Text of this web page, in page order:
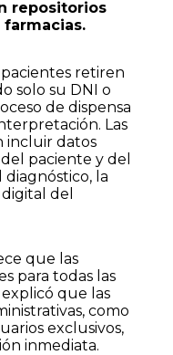
repositorios
retiren
solo su DNI o
de dispensa
Las
incluir datos
paciente y del
la
del
que las
para todas las
que las
como
exclusivos,
inmediata.